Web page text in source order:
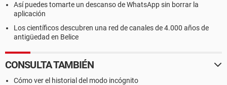
Así puedes tomarte un descanso de WhatsApp sin borrar la
aplicación
Los científicos descubren una red de canales de 4.000 años de
antigüedad en Belice
CONSULTA TAMBIÉN
Cómo ver el historial del modo incógnito